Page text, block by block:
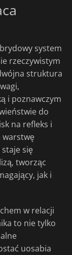
system
rzeczywistym
struktura
i poznawczym
do
na refleks i
warstwę
się
tworząc
jak i
w relacji
to nie tylko
uosabia